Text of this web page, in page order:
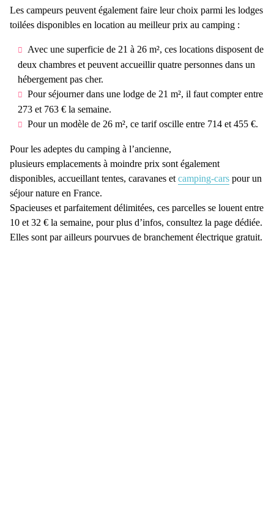
Les campeurs peuvent également faire leur choix parmi les lodges
toilées disponibles en location au meilleur prix au camping :
Avec une superficie de 21 à 26 m², ces locations disposent de
deux chambres et peuvent accueillir quatre personnes dans un
hébergement pas cher.
Pour séjourner dans une lodge de 21 m², il faut compter entre
273 et 763 € la semaine.
Pour un modèle de 26 m², ce tarif oscille entre 714 et 455 €.
Pour les adeptes du camping à l’ancienne,
plusieurs emplacements à moindre prix sont également
disponibles, accueillant tentes, caravanes et camping-cars pour un
séjour nature en France.
Spacieuses et parfaitement délimitées, ces parcelles se louent entre
10 et 32 € la semaine, pour plus d’infos, consultez la page dédiée.
Elles sont par ailleurs pourvues de branchement électrique gratuit.